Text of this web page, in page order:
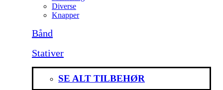
Diverse
Knapper
Bånd
Stativer
SE ALT TILBEHØR